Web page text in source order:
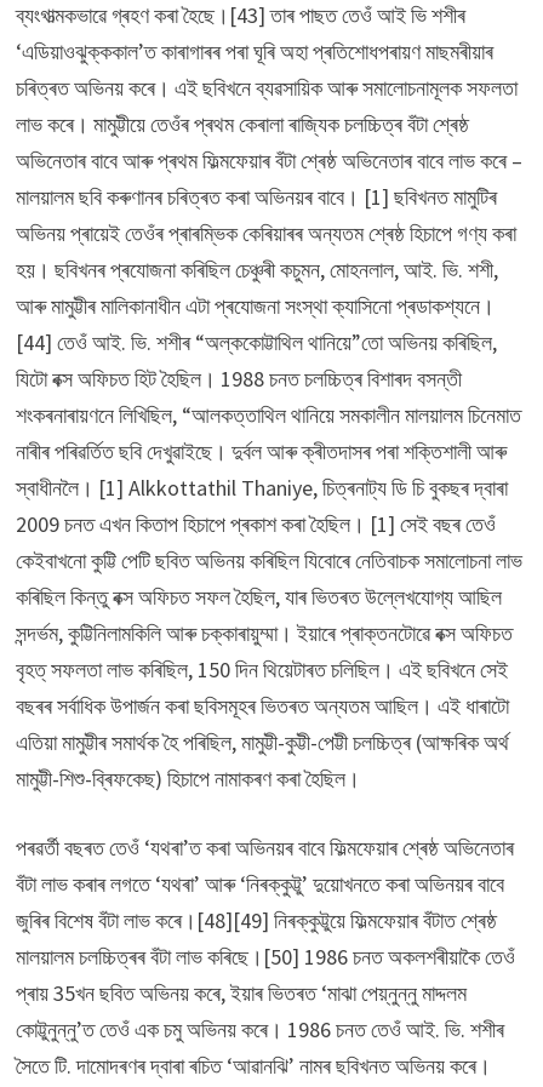
ব্যংগাত্মকভাৱে গ্ৰহণ কৰা হৈছে।[43] তাৰ পাছত তেওঁ আই ভি শশীৰ
‘এডিয়াওঝুক্ককাল’ত কাৰাগাৰৰ পৰা ঘূৰি অহা প্ৰতিশোধপৰায়ণ মাছমৰীয়াৰ
চৰিত্ৰত অভিনয় কৰে। এই ছবিখনে ব্যৱসায়িক আৰু সমালোচনামূলক সফলতা
লাভ কৰে। মামুট্টীয়ে তেওঁৰ প্ৰথম কেৰালা ৰাজ্যিক চলচ্চিত্ৰ বঁটা শ্ৰেষ্ঠ
অভিনেতাৰ বাবে আৰু প্ৰথম ফিল্মফেয়াৰ বঁটা শ্ৰেষ্ঠ অভিনেতাৰ বাবে লাভ কৰে –
মালয়ালম ছবি কৰুণানৰ চৰিত্ৰত কৰা অভিনয়ৰ বাবে। [1] ছবিখনত মামুটিৰ
অভিনয় প্ৰায়েই তেওঁৰ প্ৰাৰম্ভিক কেৰিয়াৰৰ অন্যতম শ্ৰেষ্ঠ হিচাপে গণ্য কৰা
হয়। ছবিখনৰ প্ৰযোজনা কৰিছিল চেঞ্চুৰী কচুমন, মোহনলাল, আই. ভি. শশী,
আৰু মামুট্টীৰ মালিকানাধীন এটা প্ৰযোজনা সংস্থা ক্যাসিনো প্ৰডাকশ্যনে।
[44] তেওঁ আই. ভি. শশীৰ “অল্ককোট্টাথিল থানিয়ে”তো অভিনয় কৰিছিল,
যিটো বক্স অফিচত হিট হৈছিল। 1988 চনত চলচ্চিত্ৰ বিশাৰদ বসন্তী
শংকৰনাৰায়ণনে লিখিছিল, “আলকত্তাথিল থানিয়ে সমকালীন মালয়ালম চিনেমাত
নাৰীৰ পৰিৱৰ্তিত ছবি দেখুৱাইছে। দুৰ্বল আৰু ক্ৰীতদাসৰ পৰা শক্তিশালী আৰু
স্বাধীনলৈ। [1] Alkkottathil Thaniye, চিত্ৰনাট্য ডি চি বুকছৰ দ্বাৰা
2009 চনত এখন কিতাপ হিচাপে প্ৰকাশ কৰা হৈছিল। [1] সেই বছৰ তেওঁ
কেইবাখনো কুট্টি পেটি ছবিত অভিনয় কৰিছিল যিবোৰে নেতিবাচক সমালোচনা লাভ
কৰিছিল কিন্তু বক্স অফিচত সফল হৈছিল, যাৰ ভিতৰত উল্লেখযোগ্য আছিল
সন্দৰ্ভম, কুট্টিনিলামকিলি আৰু চক্কাৰায়ুম্মা। ইয়াৰে প্ৰাক্তনটোৱে বক্স অফিচত
বৃহত্ সফলতা লাভ কৰিছিল, 150 দিন থিয়েটাৰত চলিছিল। এই ছবিখনে সেই
বছৰৰ সৰ্বাধিক উপাৰ্জন কৰা ছবিসমূহৰ ভিতৰত অন্যতম আছিল। এই ধাৰাটো
এতিয়া মামুট্টীৰ সমাৰ্থক হৈ পৰিছিল, মামুট্টী-কুট্টী-পেট্টী চলচ্চিত্ৰ (আক্ষৰিক অৰ্থ
মামুট্টী-শিশু-ব্ৰিফকেছ) হিচাপে নামাকৰণ কৰা হৈছিল।
পৰৱৰ্তী বছৰত তেওঁ ‘যথৰা’ত কৰা অভিনয়ৰ বাবে ফিল্মফেয়াৰ শ্ৰেষ্ঠ অভিনেতাৰ
বঁটা লাভ কৰাৰ লগতে ‘যথৰা’ আৰু ‘নিৰক্কুট্টু’ দুয়োখনতে কৰা অভিনয়ৰ বাবে
জুৰিৰ বিশেষ বঁটা লাভ কৰে।[48][49] নিৰক্কুট্টুয়ে ফিল্মফেয়াৰ বঁটাত শ্ৰেষ্ঠ
মালয়ালম চলচ্চিত্ৰৰ বঁটা লাভ কৰিছে।[50] 1986 চনত অকলশৰীয়াকৈ তেওঁ
প্ৰায় 35খন ছবিত অভিনয় কৰে, ইয়াৰ ভিতৰত ‘মাঝা পেয়্নুন্নু মাদ্দলম
কোট্টুনুন্নু’ত তেওঁ এক চমু অভিনয় কৰে। 1986 চনত তেওঁ আই. ভি. শশীৰ
সৈতে টি. দামোদৰণৰ দ্বাৰা ৰচিত ‘আৱানঝি’ নামৰ ছবিখনত অভিনয় কৰে।